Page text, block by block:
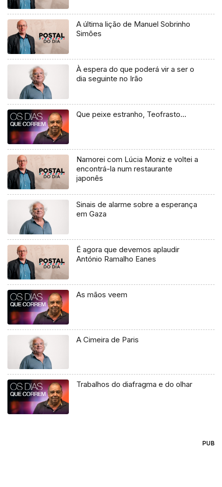
A última lição de Manuel Sobrinho
Simões
À espera do que poderá vir a ser o
dia seguinte no Irão
Que peixe estranho, Teofrasto…
Namorei com Lúcia Moniz e voltei a
encontrá-la num restaurante
japonês
Sinais de alarme sobre a esperança
em Gaza
É agora que devemos aplaudir
António Ramalho Eanes
As mãos veem
A Cimeira de Paris
Trabalhos do diafragma e do olhar
PUB